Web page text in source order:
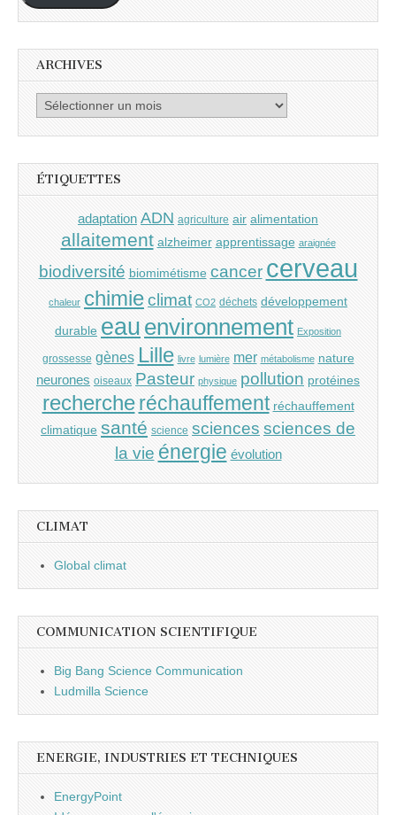
ARCHIVES
Archives
ÉTIQUETTES
adaptation ADN agriculture air alimentation
allaitement alzheimer apprentissage araignée
biodiversité biomimétisme cancer cerveau
chaleur chimieclimat CO2 déchets développement
durable eau environnement Exposition
grossesse gènes Lille livre lumière mer métabolisme nature
neurones oiseaux Pasteur physique pollution protéines
recherche réchauffement réchauffement
climatique santé science sciences sciences de
la vie énergie évolution
CLIMAT
Global climat
COMMUNICATION SCIENTIFIQUE
Big Bang Science Communication
Ludmilla Science
ENERGIE, INDUSTRIES ET TECHNIQUES
EnergyPoint